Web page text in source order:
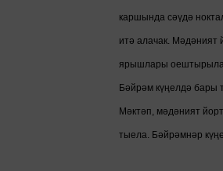
каршында сәүдә
итә алачак. Мәдәният
ярышлары
Бәйрәм күңелдә бары
Мәктәп, мәдәният
тыела. Бәйрәмнәр